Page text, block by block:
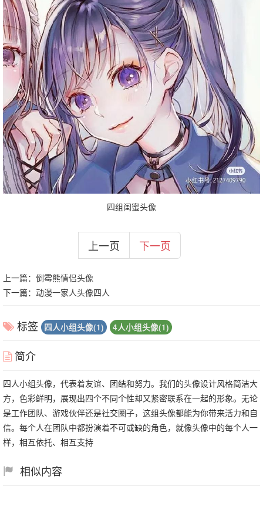
四组闺蜜头像
上一页 下一页
上一篇： 倒霉熊情侣头像
下一篇： 动漫一家人头像四人
标签 四人小组头像(1) 4人小组头像(1)
简介
四人小组头像，代表着友谊、团结和努力。我们的头像设计风格简洁大
方，色彩鲜明，展现出四个不同个性却又紧密联系在一起的形象。无论
是工作团队、游戏伙伴还是社交圈子，这组头像都能为你带来活力和自
信。每个人在团队中都扮演着不可或缺的角色，就像头像中的每个人一
样，相互依托、相互支持
相似内容